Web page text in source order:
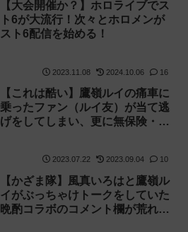
【大会開催か？】ホロライブでス
ト6が大流行！次々とホロメンが
スト6配信を始める！
2023.11.08 2024.10.06 16
【これは酷い】鷹嶺ルイの痛車に
乗ったファン（ルイ友）が当て逃
げをしてしまい、更に無保険・無
2023.07.22 2023.09.04 10
【かざま隊】風真いろはと鷹嶺ル
イがぶっちゃけトークをしていた
晩酌コラボのコメント欄が荒れて